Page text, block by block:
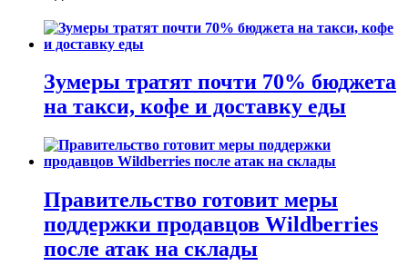
Зумеры тратят почти 70% бюджета
на такси, кофе и доставку еды
Правительство готовит меры
поддержки продавцов Wildberries
после атак на склады